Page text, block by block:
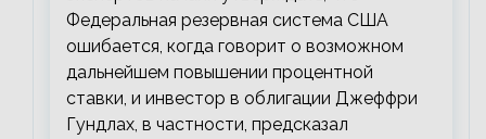
Федеральная резервная система США
ошибается, когда говорит о возможном
дальнейшем повышении процентной
ставки, и инвестор в облигации Джеффри
Гундлах, в частности, предсказал